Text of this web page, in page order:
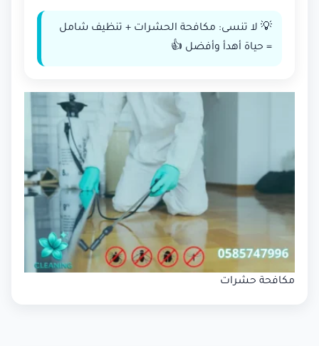
💡 لا تنسى: مكافحة الحشرات + تنظيف شامل
= حياة أهدأ وأفضل 👍
مكافحة حشرات